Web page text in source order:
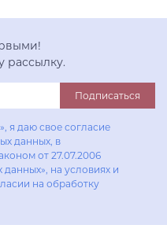
рассылку.
Подписаться
я даю свое согласие
данных, в
от 27.07.2006
на условиях и
на обработку